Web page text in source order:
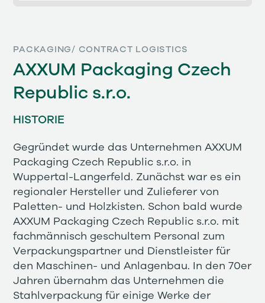
PACKAGING/ CONTRACT LOGISTICS
AXXUM Packaging Czech
Republic s.r.o.
HISTORIE
Gegründet wurde das Unternehmen AXXUM
Packaging Czech Republic s.r.o. in
Wuppertal-Langerfeld. Zunächst war es ein
regionaler Hersteller und Zulieferer von
Paletten- und Holzkisten. Schon bald wurde
AXXUM Packaging Czech Republic s.r.o. mit
fachmännisch geschultem Personal zum
Verpackungspartner und Dienstleister für
den Maschinen- und Anlagenbau. In den 70er
Jahren übernahm das Unternehmen die
Stahlverpackung für einige Werke der